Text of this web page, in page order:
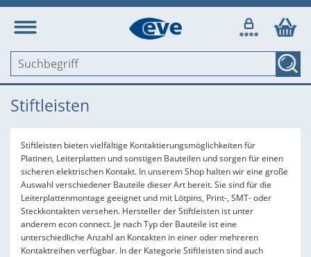
Stiftleisten
Stiftleisten bieten vielfältige Kontaktierungsmöglichkeiten für
Platinen, Leiterplatten und sonstigen Bauteilen und sorgen für einen
sicheren elektrischen Kontakt. In unserem Shop halten wir eine große
Auswahl verschiedener Bauteile dieser Art bereit. Sie sind für die
Leiterplattenmontage geeignet und mit Lötpins, Print-, SMT- oder
Steckkontakten versehen. Hersteller der Stiftleisten ist unter
anderem econ connect. Je nach Typ der Bauteile ist eine
unterschiedliche Anzahl an Kontakten in einer oder mehreren
Kontaktreihen verfügbar. In der Kategorie Stiftleisten sind auch